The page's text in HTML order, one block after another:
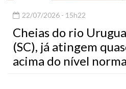
22/07/2026 - 15h22
Cheias do rio
(SC), já atingem
acima do nível